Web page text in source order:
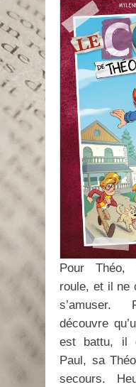
Pour Théo,
roule, et il ne
s’amuser.
découvre
est battu, il
Paul, sa
secours.